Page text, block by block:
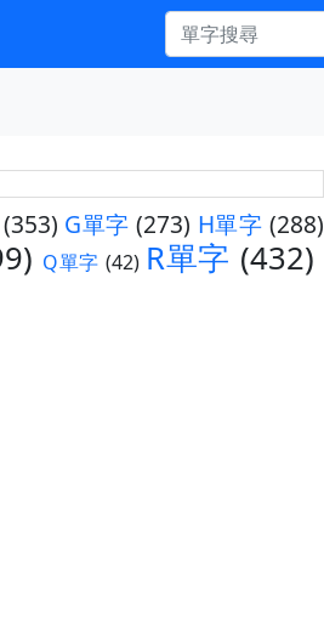
(353) G單字 (273) H單字 (288)
Q單字 (42) R單字 (432)